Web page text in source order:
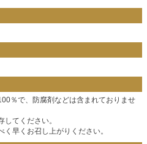
％で、防腐剤などは含まれておりませ
してください。
く早くお召し上がりください。